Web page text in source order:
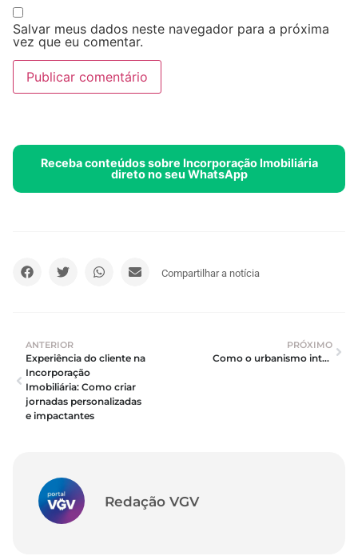
Salvar meus dados neste navegador para a próxima
vez que eu comentar.
Receba conteúdos sobre Incorporação Imobiliária
direto no seu WhatsApp
Compartilhar a notícia
ANTERIOR
Experiência do cliente na
Incorporação
Imobiliária: Como criar
jornadas personalizadas
e impactantes
PRÓXIMO
Como o urbanismo inteligente está moldando os empreendimentos imobiliários?
Redação VGV